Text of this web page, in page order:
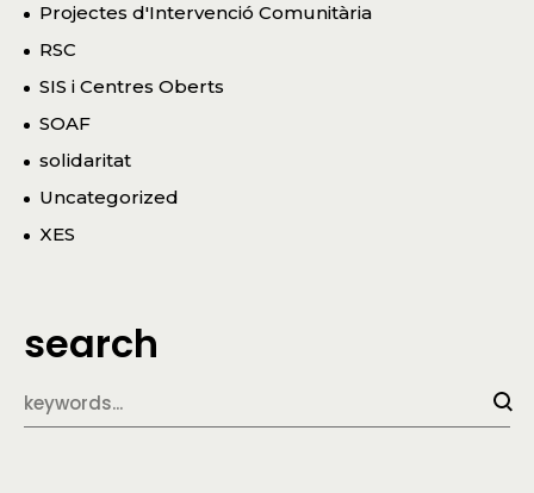
Projectes d'Intervenció Comunitària
RSC
SIS i Centres Oberts
SOAF
solidaritat
Uncategorized
XES
search